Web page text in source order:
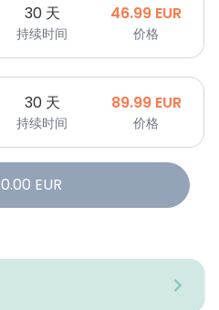
30 天
持续时间
46.99 EUR
价格
30 天
持续时间
89.99 EUR
价格
0.00 EUR